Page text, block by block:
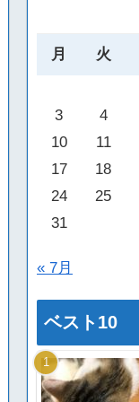
月 火
3
4
10
11
17
18
24
25
31
« 7月
ベスト10